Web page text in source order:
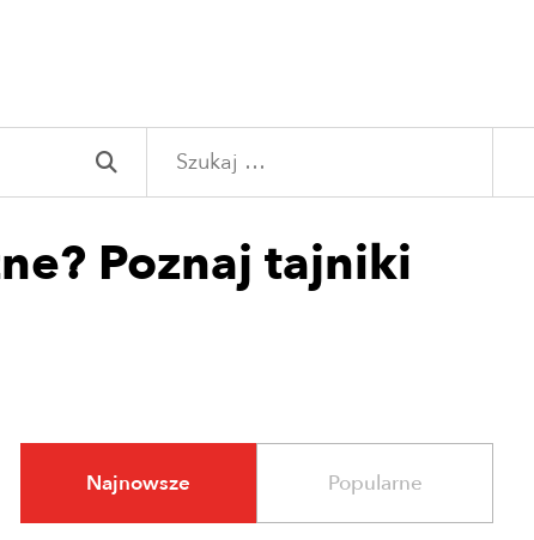
Poznaj tajniki
Najnowsze Popularne